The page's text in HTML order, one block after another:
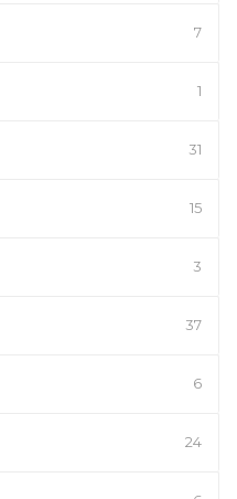
7
1
31
15
3
37
6
24